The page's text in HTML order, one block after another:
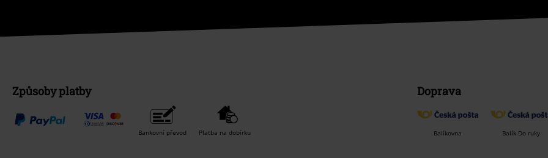
Způsoby platby
Bankovní převod Platba na dobírku
Doprava
Balíkovna Balík Do ruky